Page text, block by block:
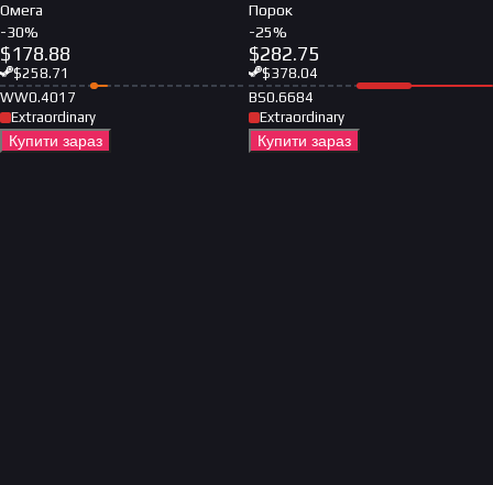
Омега
-30%
$178.88
$258.71
WW0.4017
Extraordinary
Купити зараз
Порок
-25%
$282.75
$378.04
BS0.6684
Extraordinary
Купити зараз